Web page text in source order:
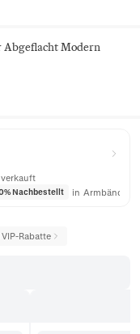
Abgeflacht Modern
Nachbestellt in Armbänder
Rabatte